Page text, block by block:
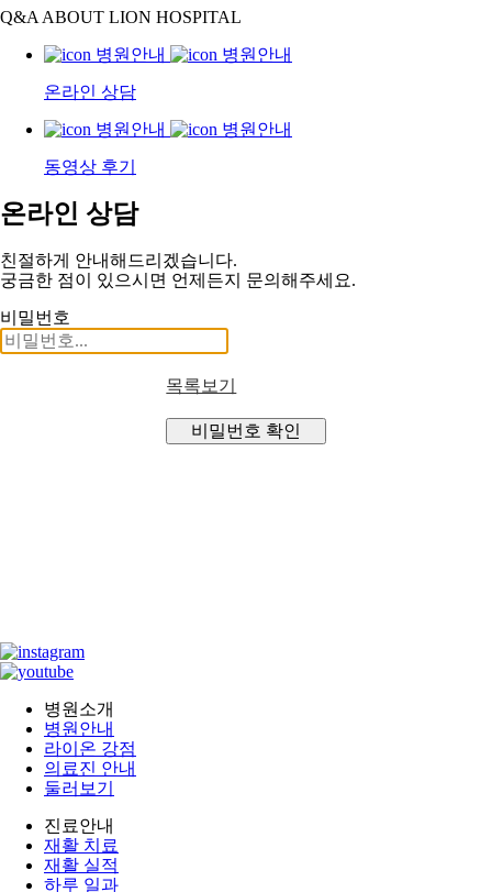
Q&A ABOUT LION HOSPITAL
온라인 상담
동영상 후기
온라인 상담
친절하게 안내해드리겠습니다.
궁금한 점이 있으시면 언제든지 문의해주세요.
비밀번호
목록보기
비밀번호 확인
병원소개
병원안내
라이온 강점
의료진 안내
둘러보기
진료안내
재활 치료
재활 실적
하루 일과